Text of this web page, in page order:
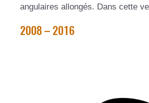
angulaires allongés. Dans cette
2008 – 2016